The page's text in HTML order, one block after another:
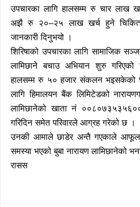
उपचारका लागि हालसम्म रु चार लाख
अझै रु २०–२५ लाख खर्च हुने
जानकारी दिनुभयो ।
शिरिषाको उपचारका लागि सामाजिक
लामिछाने बचाउ अभियान शुरु
हालसम्म रु ५० हजार संकलन भइसकेको छ
लागि हिमालयन बैंक लिमिटेडको
लामिछानेको खाता नं
गरिदिन समेत परिवारले आग्रह गरेको छ ।
उनकी आमाले छाडेर अन्तै गएकाले
समस्या भएको बुबा नारायण लामिछानेको
रासस